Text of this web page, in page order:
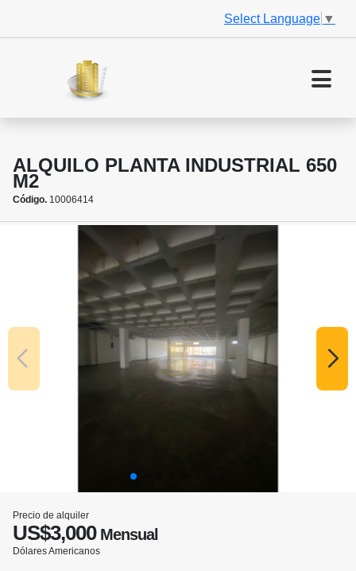
Select Language ▼
ALQUILO PLANTA INDUSTRIAL 650
M2
Código. 10006414
Precio de alquiler
US$3,000Mensual
Dólares Americanos